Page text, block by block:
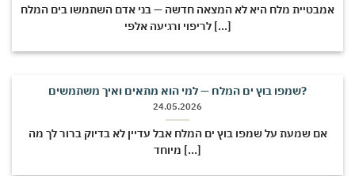
אמבטיית מלח היא לא המצאה חדשה — בני אדם השתמשו בים המלח
לריפוי ורגיעה אלפי [...]
שמפו בוץ ים המלח — למי הוא מתאים ואיך משתמשים?
24.05.2026
אם שמעת על שמפו בוץ ים המלח אבל עדיין לא בדיוק ברור לך מה
מיוחד [...]